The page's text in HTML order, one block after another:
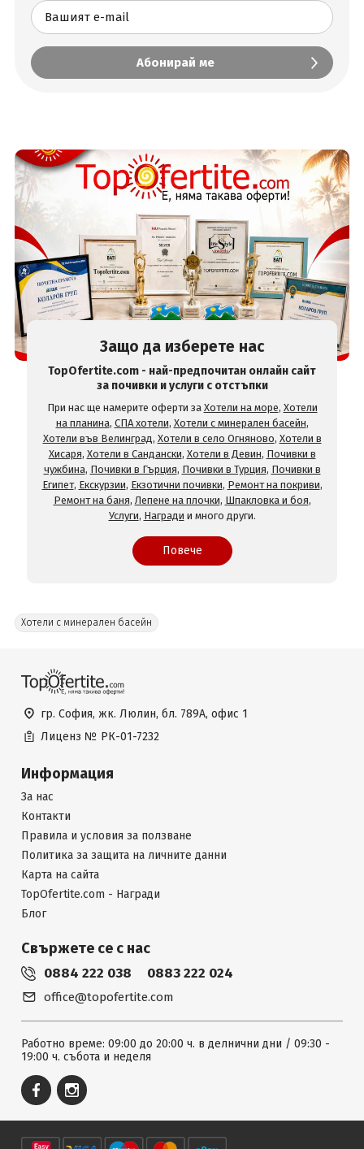
Защо да изберете нас
TopOfertite.com - най-предпочитан онлайн сайт
за почивки и услуги с отстъпки
При нас ще намерите оферти за Хотели на море, Хотели
на планина, СПА хотели, Хотели с минерален басейн,
Хотели във Велинград, Хотели в село Огняново, Хотели в
Хисаря, Хотели в Сандански, Хотели в Девин, Почивки в
чужбина, Почивки в Гърция, Почивки в Турция, Почивки в
Египет, Екскурзии, Екзотични почивки, Ремонт на покриви,
Ремонт на баня, Лепене на плочки, Шпакловка и боя,
Услуги, Награди и много други.
Повече
Хотели с минерален басейн
гр. София, жк. Люлин, бл. 789А, офис 1
Лиценз № РК-01-7232
Информация
За нас
Контакти
Правила и условия за ползване
Политика за защита на личните данни
Карта на сайта
TopOfertite.com - Награди
Блог
Свържете се с нас
0884 222 038 0883 222 024
office@topofertite.com
Работно време: 09:00 до 20:00 ч. в делнични дни / 09:30 -
19:00 ч. събота и неделя